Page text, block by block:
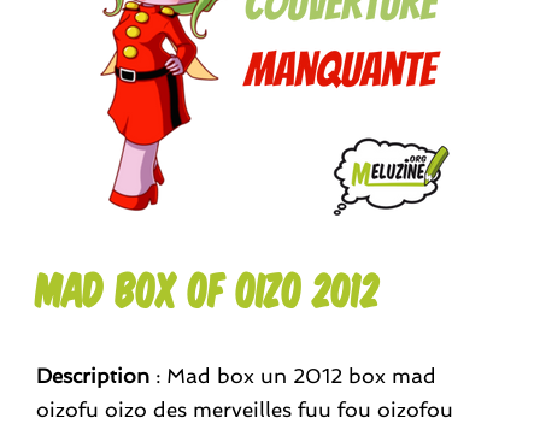
Mad Box of Oizo 2012
Description : Mad box un 2012 box mad
oizofu oizo des merveilles fuu fou oizofou